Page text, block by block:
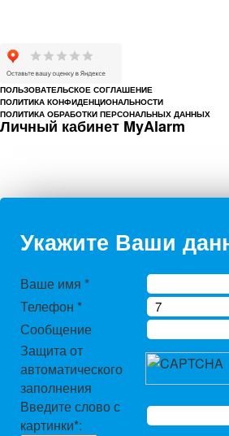
ПОЛЬЗОВАТЕЛЬСКОЕ СОГЛАШЕНИЕ
ПОЛИТИКА КОНФИДЕНЦИОНАЛЬНОСТИ
ПОЛИТИКА ОБРАБОТКИ ПЕРСОНАЛЬНЫХ ДАННЫХ
Личный кабинет MyAlarm
Укажите Ваши
Ваше имя *
Телефон *
Сообщение
Защита от
автоматического
заполнения
Введите слово с
картинки*: